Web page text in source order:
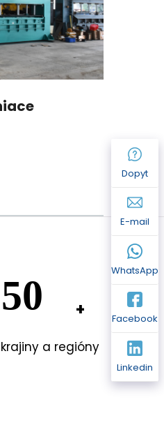
50
a regióny
Dopyt
E-mail
WhatsApp
Facebook
Linkedin